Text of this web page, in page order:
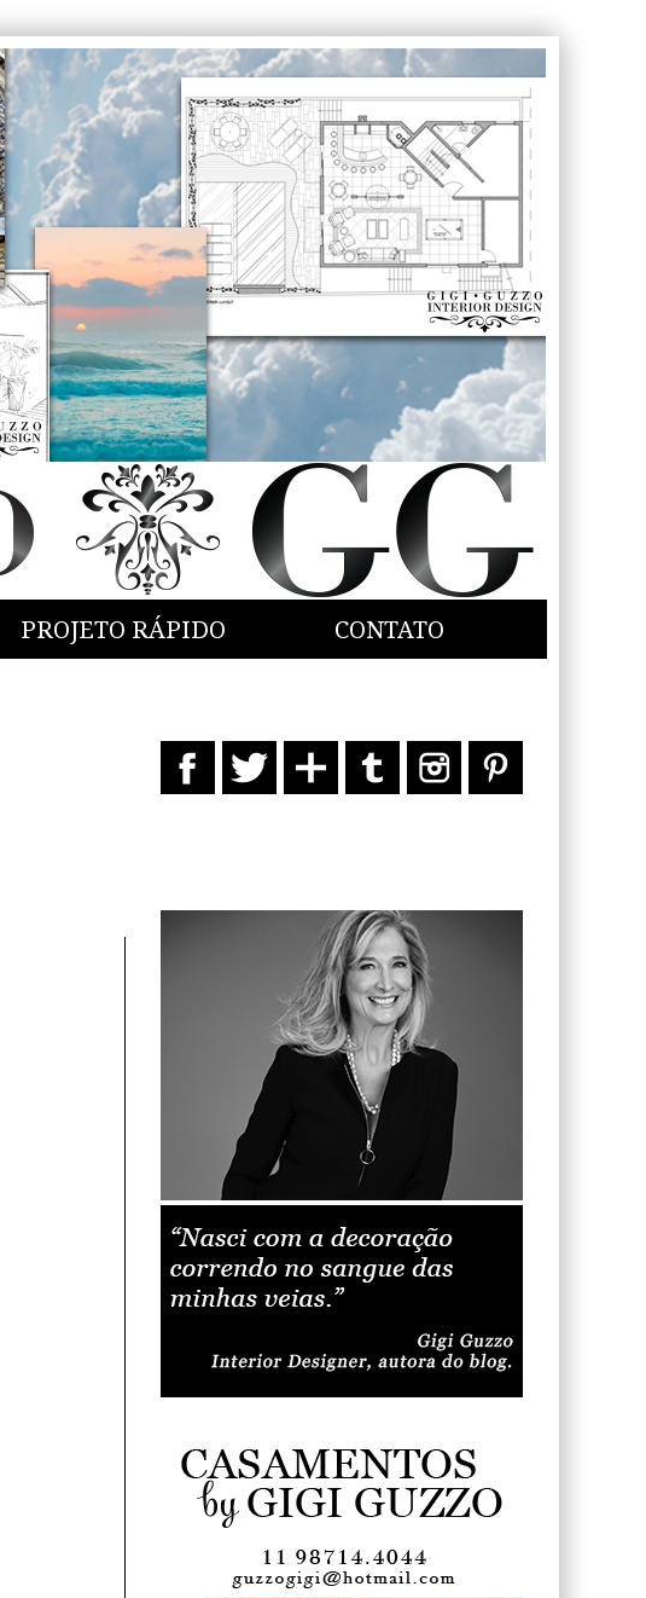
PROJETO RÁPIDO CONTATO